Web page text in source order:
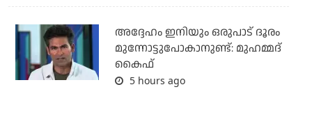
അദ്ദേഹം ഇനിയും ഒരുപാട് ദൂരം
മുന്നോട്ടുപോകാനുണ്ട്: മുഹമ്മദ്
കൈഫ്
5 hours ago